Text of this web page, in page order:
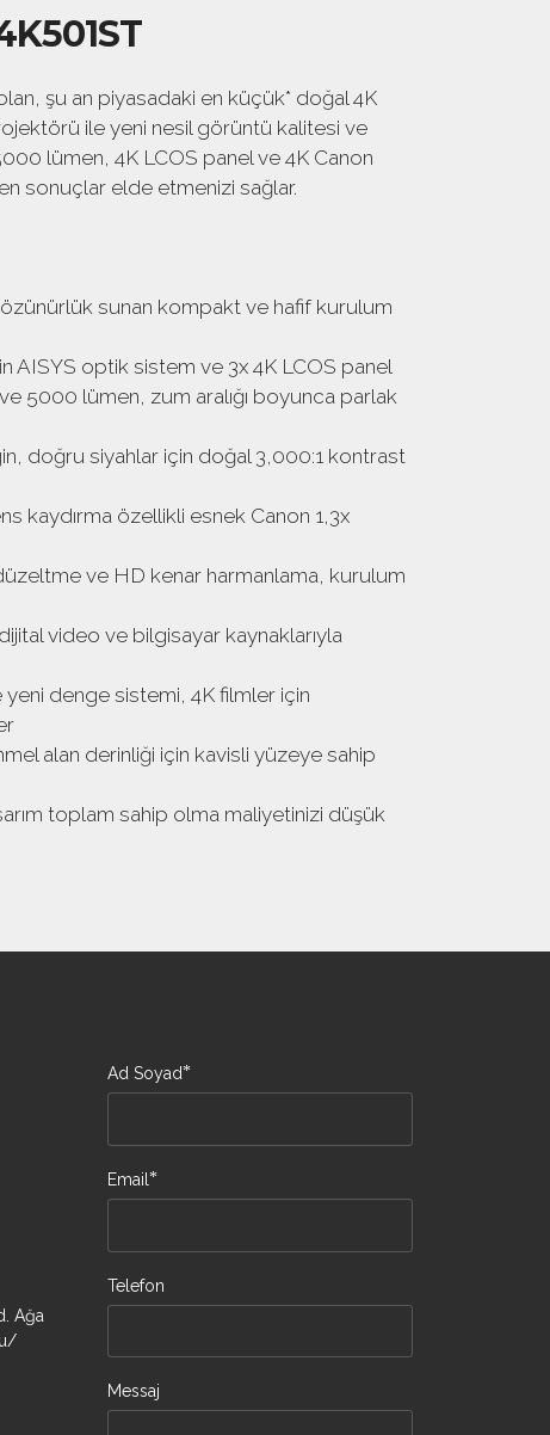
olan, şu an piyasadaki en küçük* doğal 4K
ile yeni nesil görüntü kalitesi ve
lümen, 4K LCOS panel ve 4K Canon
sonuçlar elde etmenizi sağlar.
sunan kompakt ve hafif kurulum
AISYS optik sistem ve 3x 4K LCOS panel
5000 lümen, zum aralığı boyunca parlak
doğru siyahlar için doğal 3,000:1 kontrast
kaydırma özellikli esnek Canon 1,3x
ve HD kenar harmanlama, kurulum
video ve bilgisayar kaynaklarıyla
yeni denge sistemi, 4K filmler için
alan derinliği için kavisli yüzeye sahip
toplam sahip olma maliyetinizi düşük
Ağa
Ad Soyad*
Email *
Telefon
Messaj